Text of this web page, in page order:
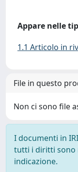
Appare nelle
1.1 Articolo in
File in questo
Non ci sono file
I documenti in
tutti i diritti sono
indicazione.